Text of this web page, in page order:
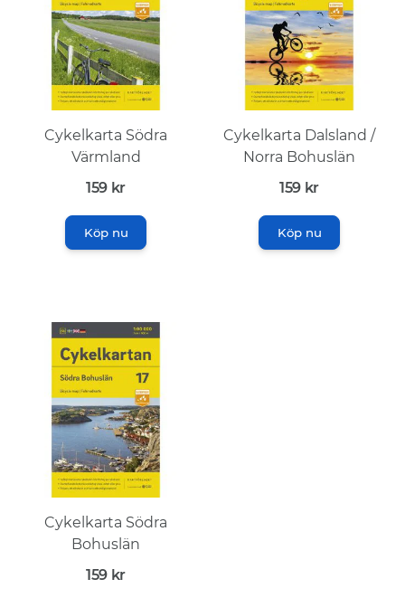
Cykelkarta Södra
Värmland
159 kr
Köp nu
Cykelkarta Dalsland /
Norra Bohuslän
159 kr
Köp nu
Cykelkarta Södra
Bohuslän
159 kr